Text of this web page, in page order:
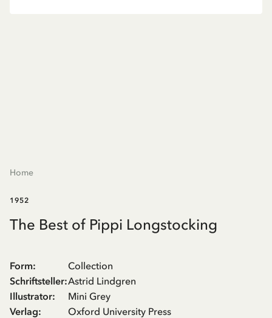
Home
1952
The Best of Pippi Longstocking
Form:
Collection
Schriftsteller:Astrid Lindgren
Illustrator:
Mini Grey
Verlag: Oxford University Press